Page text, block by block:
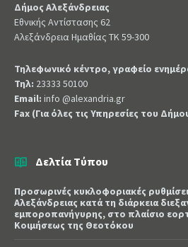
Δήμος Αλεξάνδρειας
Εθνικής Αντίστασης 62
Αλεξάνδρεια Ημαθίας ΤΚ 59-300
Τηλεφωνικό κέντρο, γραφείο
Τηλ: 23333 50100
Email: info @alexandria.gr
Fax (Για όλες τις Υπηρεσίες του
Δελτία Τύπου
Προσωρινές κυκλοφοριακές
Αλεξάνδρειας κατά τη διάρκεια
εμποροπανήγυρης, στο πλαίσιο
Κοιμήσεως της Θεοτόκου